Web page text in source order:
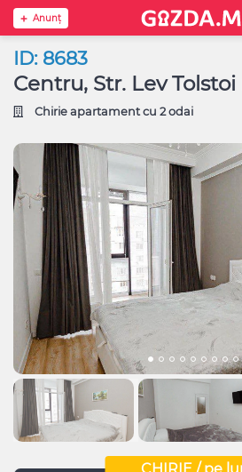
Anunţ
ID: 8683
Centru, Str. Lev Tolstoi
Chirie apartament cu 2 odai